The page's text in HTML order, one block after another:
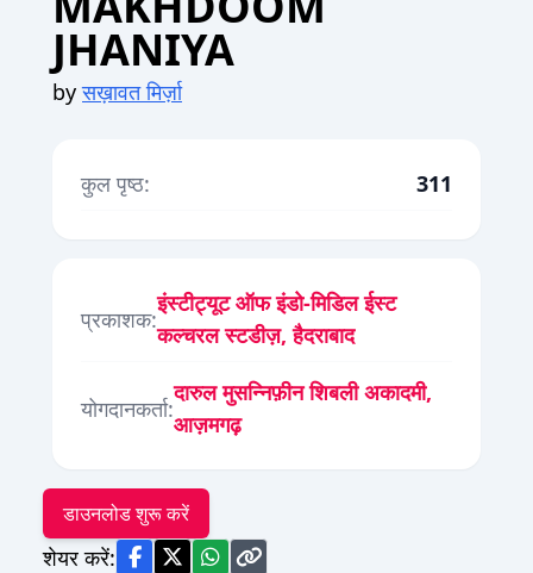
JHANIYA
byसख़ावत मिर्ज़ा
कुल पृष्ठ: 311
प्रकाशक:
इंस्टीट्यूट ऑफ इंडो-मिडिल ईस्ट
कल्चरल स्टडीज़, हैदराबाद
योगदानकर्ता:
दारुल मुसन्निफ़ीन शिबली अकादमी,
आज़मगढ़
डाउनलोड शुरू करें
शेयर करें: